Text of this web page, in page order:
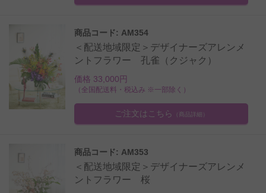
商品コード: AM354
＜配送地域限定＞デザイナーズアレンメ
ントフラワー 孔雀（クジャク）
価格 33,000円
（全国配送料・税込み ※一部除く）
ご注文はこちら （商品詳細）
商品コード: AM353
＜配送地域限定＞デザイナーズアレンメ
ントフラワー 桜